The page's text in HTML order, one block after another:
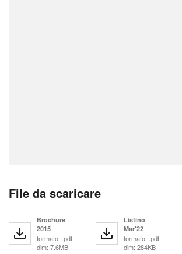
File da scaricare
Brochure
2015
formato: .pdf -
dim: 7.6MB
Listino
Mar'22
formato: .pdf -
dim: 284KB